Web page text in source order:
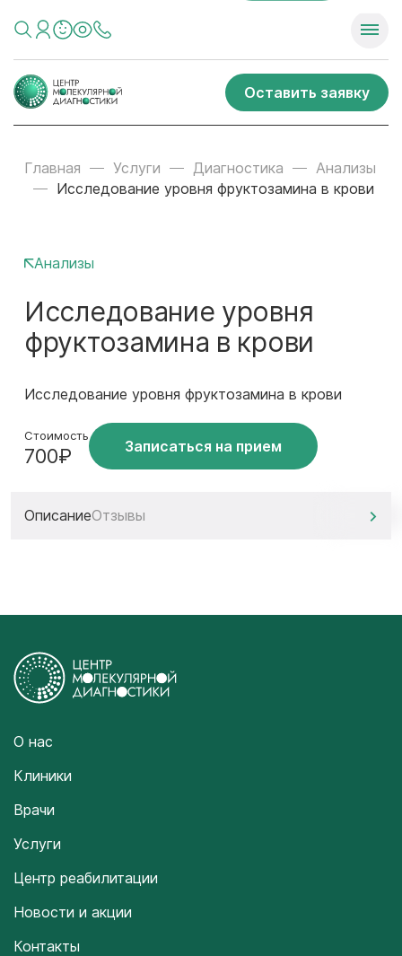
Оставить заявку
Главная Услуги Диагностика
Анализы
Исследование уровня фруктозамина в крови
Анализы
Исследование уровня
фруктозамина в крови
Исследование уровня фруктозамина в крови
Стоимость
700₽ Записаться на прием
ОписаниеОтзывы
О нас
Клиники
Врачи
Услуги
Центр реабилитации
Новости и акции
Контакты